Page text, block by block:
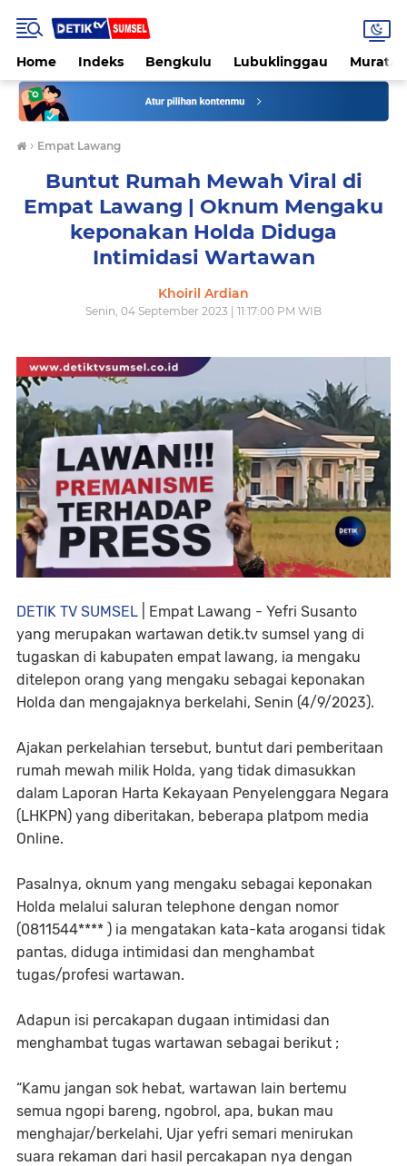
Home Indeks Bengkulu Lubuklinggau
› Empat Lawang
Buntut Rumah Mewah Viral di
Empat Lawang | Oknum Mengaku
keponakan Holda Diduga
Intimidasi Wartawan
Khoiril Ardian
Senin, 04 September 2023 | 11:17:00 PM WIB
DETIK TV SUMSEL | Empat Lawang - Yefri Susanto
yang merupakan wartawan detik.tv sumsel yang di
tugaskan di kabupaten empat lawang, ia mengaku
ditelepon orang yang mengaku sebagai keponakan
Holda dan mengajaknya berkelahi, Senin (4/9/2023).
Ajakan perkelahian tersebut, buntut dari pemberitaan
rumah mewah milik Holda, yang tidak dimasukkan
dalam Laporan Harta Kekayaan Penyelenggara Negara
(LHKPN) yang diberitakan, beberapa platpom media
Online.
Pasalnya, oknum yang mengaku sebagai keponakan
Holda melalui saluran telephone dengan nomor
(0811544**** ) ia mengatakan kata-kata arogansi tidak
pantas, diduga intimidasi dan menghambat
tugas/profesi wartawan.
Adapun isi percakapan dugaan intimidasi dan
menghambat tugas wartawan sebagai berikut ;
“Kamu jangan sok hebat, wartawan lain bertemu
semua ngopi bareng, ngobrol, apa, bukan mau
menghajar/berkelahi, Ujar yefri semari menirukan
suara rekaman dari hasil percakapan nya dengan